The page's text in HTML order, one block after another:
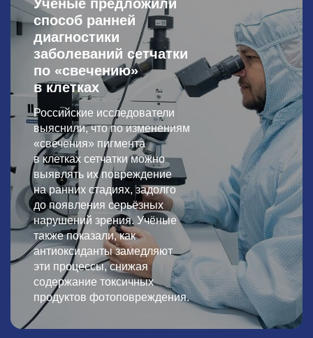
Учёные предложили
способ ранней
диагностики
заболеваний сетчатки
по «свечению»
в клетках
Российские исследователи
выяснили, что по изменениям
«свечения» пигмента
в клетках сетчатки можно
выявлять их повреждение
на ранних стадиях, задолго
до появления серьёзных
нарушений зрения. Учёные
также показали, как
антиоксиданты замедляют
эти процессы, снижая
содержание токсичных
продуктов фотоповреждения.